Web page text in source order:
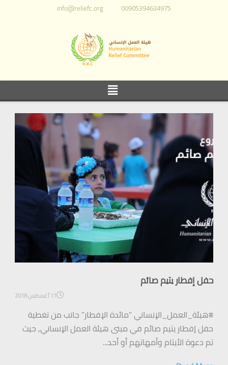
00905394634975
info@reliefc.org
حفل إفطار يتيم صائم
11 أغسطس 2018
#هيئة_العمل_الإنساني “مائدة الإفطار” جانب من تغطية
حفل إفطار يتيم صائم في مبنى هيئة العمل الإنساني, حيث
تم دعوة الأيتام وأمهاتهم أو أحد...